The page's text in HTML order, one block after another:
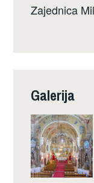
Zajednica
Galerija